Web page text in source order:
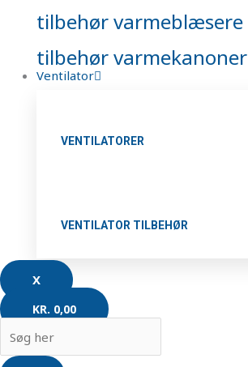
tilbehør varmeblæsere
tilbehør varmekanoner
Ventilator
VENTILATORER
VENTILATOR TILBEHØR
X
KR. 0,00